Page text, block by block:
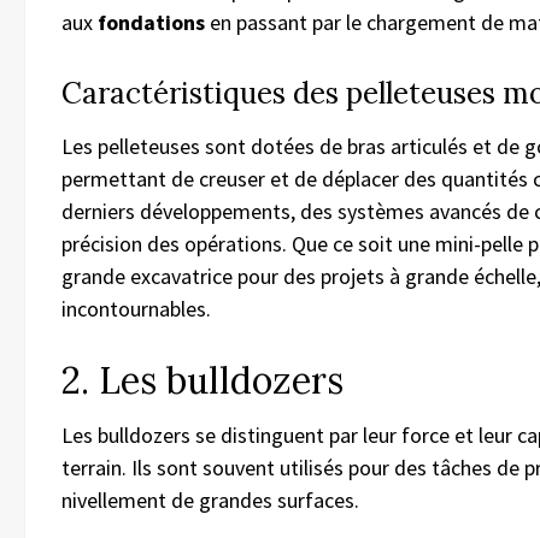
aux fondations en passant par le chargement de
Caractéristiques des pelleteuses
Les pelleteuses sont dotées de bras articulés et de
permettant de creuser et de déplacer des quantités
derniers développements, des systèmes avancés
précision des opérations. Que ce soit une mini-pelle
grande excavatrice pour des projets à grande
incontournables.
2. Les bulldozers
Les bulldozers se distinguent par leur force et leur
terrain. Ils sont souvent utilisés pour des tâches de
nivellement de grandes surfaces.